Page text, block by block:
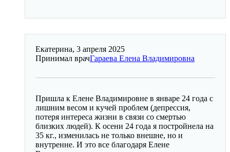
Екатерина, 3 апреля 2025
Принимал врачГараева Елена Владимировна
Пришла к Елене Владимировне в январе 24 года с
лишним весом и кучей проблем (депрессия,
потеря интереса жизни в связи со смертью
близких людей). К осени 24 года я постройнела на
35 кг., изменилась не только внешне, но и
внутренне. И это все благодаря Елене